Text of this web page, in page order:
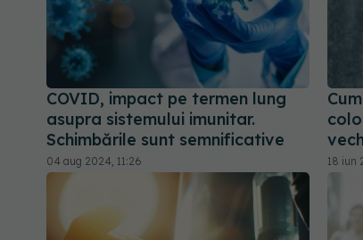
COVID, impact pe termen lung
asupra sistemului imunitar.
Schimbările sunt semnificative
04 aug 2024, 11:26 18 iun